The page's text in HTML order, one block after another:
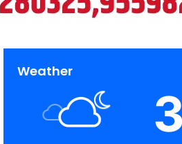
Weather